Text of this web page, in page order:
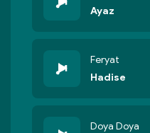
Ayaz
Feryat
Hadise
Doya Doya